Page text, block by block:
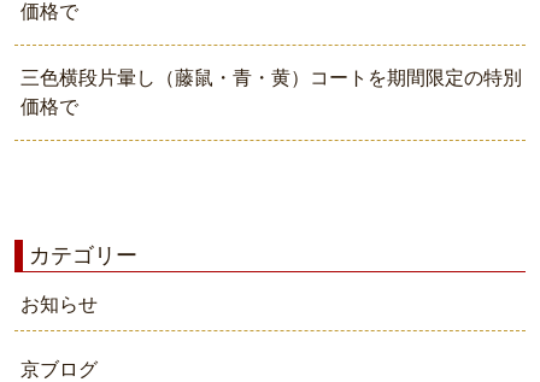
価格で
三色横段片暈し（藤鼠・青・黄）コートを期間限定の特別
価格で
カテゴリー
お知らせ
京ブログ